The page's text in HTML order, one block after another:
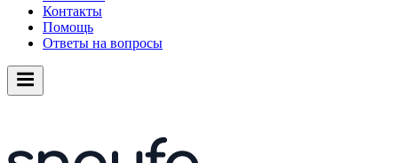
Контакты
Помощь
Ответы на вопросы